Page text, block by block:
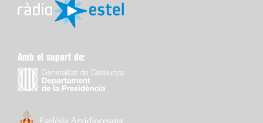
Amb el suport de: